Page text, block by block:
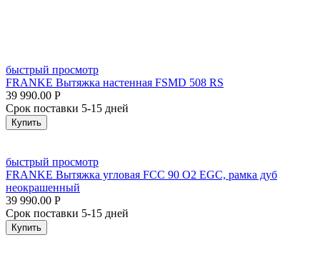
быстрый просмотр
FRANKE Вытяжка настенная FSMD 508 RS
39 990.00 Р
Срок поставки 5-15 дней
Купить
быстрый просмотр
FRANKE Вытяжка угловая FCC 90 O2 EGC, рамка дуб
неокрашенный
39 990.00 Р
Срок поставки 5-15 дней
Купить